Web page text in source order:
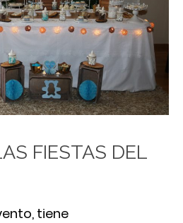
FIESTAS DEL
tiene